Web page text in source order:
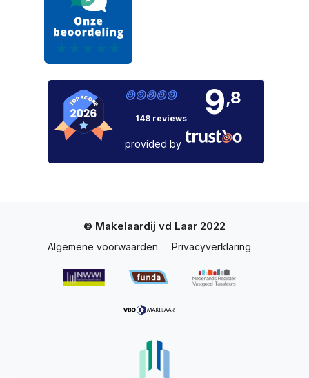
148 reviews 9,8
provided by
© Makelaardij vd Laar 2022
Algemene voorwaarden Privacyverklaring